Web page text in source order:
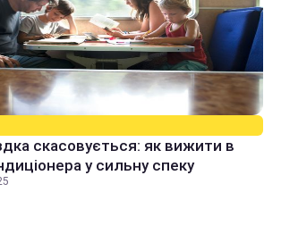
скасовується: як вижити в
у сильну спеку